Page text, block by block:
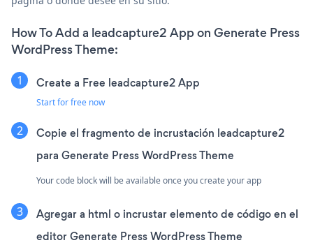
How To Add a leadcapture2 App on Generate Press
WordPress Theme:
Create a Free leadcapture2 App
Start for free now
Copie el fragmento de incrustación leadcapture2
para Generate Press WordPress Theme
Your code block will be available once you create your app
Agregar a html o incrustar elemento de código en el
editor Generate Press WordPress Theme